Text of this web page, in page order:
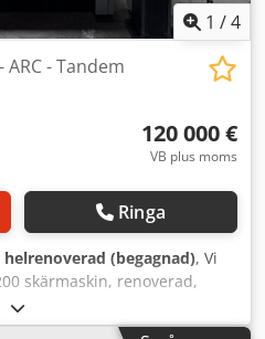
1 /4
- Tandem
120 000 €
VB plus moms
Ringa
helrenoverad (begagnad), Vi
skärmaskin, renoverad,
Produkt: G3 Cutter Typ:
Tillverkningsår: 2022